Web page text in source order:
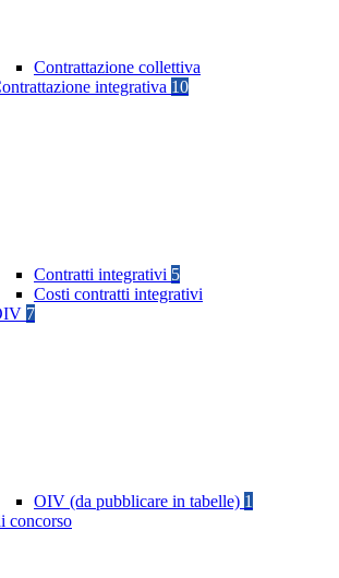
Contrattazione collettiva
integrativa 10
Contratti integrativi 5
Costi contratti integrativi
7
OIV (da pubblicare in tabelle) 1
concorso